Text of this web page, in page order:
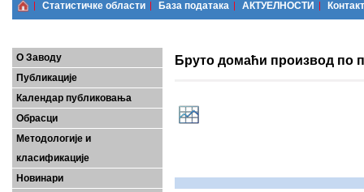
Статистичке области Базa података АКТУЕЛНОСТИ Контакт
О Заводу
Публикације
Календар публиковања
Обрасци
Методологије и
класификације
Новинари
Бруто домаћи производ по